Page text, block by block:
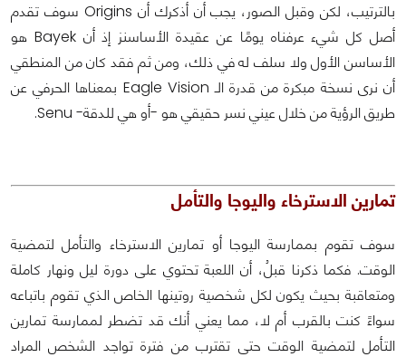
بالترتيب، لكن وقبل الصور، يجب أن أذكرك أن Origins سوف تقدم
أصل كل شيء عرفناه يومًا عن عقيدة الأساسنز إذ أن Bayek هو
الأساسن الأول ولا سلف له في ذلك، ومن ثم فقد كان من المنطقي
أن نرى نسخة مبكرة من قدرة الـ Eagle Vision بمعناها الحرفي عن
طريق الرؤية من خلال عيني نسر حقيقي هو -أو هي للدقة- Senu.
تمارين الاسترخاء واليوجا والتأمل
سوف تقوم بممارسة اليوجا أو تمارين الاسترخاء والتأمل لتمضية
الوقت. فكما ذكرنا قبلُ، أن اللعبة تحتوي على دورة ليل ونهار كاملة
ومتعاقبة بحيث يكون لكل شخصية روتينها الخاص الذي تقوم باتباعه
سواءً كنت بالقرب أم لا، مما يعني أنك قد تضطر لممارسة تمارين
التأمل لتمضية الوقت حتى تقترب من فترة تواجد الشخص المراد